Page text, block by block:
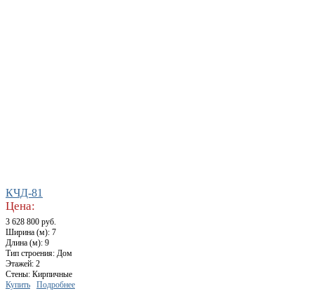
КЧД-81
Цена:
3 628 800 руб.
Ширина (м): 7
Длина (м): 9
Тип строения: Дом
Этажей: 2
Стены: Кирпичные
Купить
Подробнее